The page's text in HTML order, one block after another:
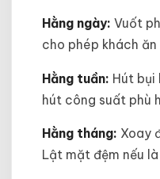
Hằng ngày: Vuốt
cho phép khách
Hằng tuần: Hút bụi
hút công suất phù
Hằng tháng: Xoay
Lật mặt đệm nếu